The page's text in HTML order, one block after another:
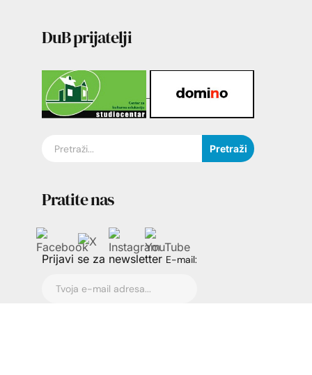
DuB prijatelji
Pretraži
Pratite nas
Prijavi se za newsletter E-mail: